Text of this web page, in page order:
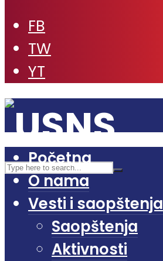
FB
TW
YT
Početna
O nama
Vesti i saopštenja
Saopštenja
Aktivnosti